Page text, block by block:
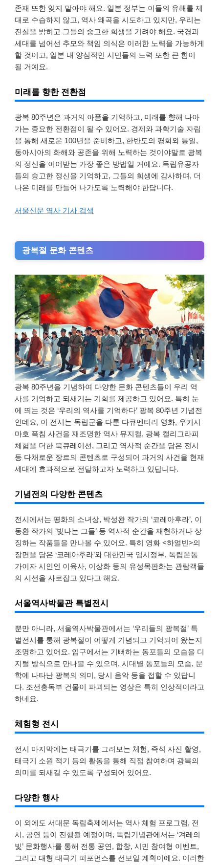
존재 또한 잊지 말아야 해요. 일본 정부는 이들의 유해를 제
대로 수습하지 않고, 역사 왜곡을 시도하고 있지만, 우리는
진실을 밝히고 그들의 숭고한 희생을 기려야 해요. 국경과
세대를 넘어선 추모와 책임 의식은 이러한 노력을 가능하게
할 것이고, 일본 내 양심적인 시민들의 노력 또한 큰 힘이
될 거예요.
미래를 향한 전환점
광복 80주년은 과거의 아픔을 기억하고, 미래를 향해 나아
가는 중요한 전환점이 될 수 있어요. 경제와 과학기술 자립
을 통해 새로운 100년을 준비하고, 한반도의 평화와 통일,
동아시아의 화해와 공존을 위해 노력하는 것이야말로 광복
의 정신을 이어받는 가장 좋은 방법일 거예요. 독립유공자
들의 숭고한 정신을 기억하고, 그들의 희생에 감사하며, 더
나은 미래를 만들어 나가도록 노력해야 한답니다.
서울신문 역사 기사 검색
광복절 문화 콘텐츠
광복 80주년을 기념하여 다양한 문화 콘텐츠들이 우리 역
사를 기억하고 되새기는 기회를 제공하고 있어요. 특히 눈
에 띄는 것은 ‘우리의 역사를 기억하다’ 광복 80주년 기념전
인데요, 이 전시는 독립군을 다룬 다큐멘터리 영화, 우키시
마호 폭침 사건을 재조명한 역사 뮤지컬, 광복 캘리그라피
체험을 더한 북큐레이션, 그리고 역사적 순간을 담은 전시
등 다채로운 장르의 콘텐츠로 구성되어 과거의 사건을 현재
세대에 효과적으로 전달하고자 노력하고 있답니다.
기념전의 다양한 콘텐츠
전시에서는 평화의 소녀상, 박성완 작가의 ‘코레아후라’, 이
동환 작가의 ‘빛나는 그들’ 등 역사적 순간을 재현하거나 상
징하는 작품들을 만나볼 수 있어요. 특히 영화 <하얼빈>의
장면을 담은 ‘코레아후라’와 대한민국 임시정부, 독립운동
가이자 시인인 이육사, 이상화 등의 유성목판화는 관람객들
의 시선을 사로잡고 있다고 해요.
서울역사박물관 특별전시
뿐만 아니라, 서울역사박물관에서는 ‘우리들의 광복절’ 특
별전시를 통해 광복절이 어떻게 기념되고 기억되어 왔는지
조명하고 있어요. 입구에서는 기뻐하는 동포들의 모습을 디
지털 방식으로 만나볼 수 있으며, 시대별 동포들의 모습, 문
학에 나타난 광복의 의미, 당시 음악 등을 접할 수 있답니
다. 조선총독부 건물이 파괴되는 영상은 특히 인상적이라고
하네요.
체험형 전시
전시 마지막에는 태극기를 그려보는 체험, 즉석 사진 촬영,
태극기 소원 적기 등의 활동을 통해 직접 참여하며 광복의
의미를 되새길 수 있도록 구성되어 있어요.
다양한 행사
이 외에도 서대문 독립축제에서는 역사 체험 프로그램, 전
시, 공연 등이 진행될 예정이며, 독립기념관에서는 ‘겨레의
빛’ 문화행사를 통해 전통 공연, 합창, 시민 참여형 이벤트,
그리고 대형 태극기 퍼포먼스를 선보일 계획이에요. 이러한